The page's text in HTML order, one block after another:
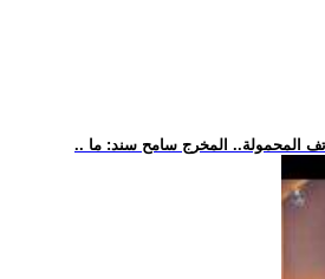
المحمولة.. المخرج سامح سند: ما